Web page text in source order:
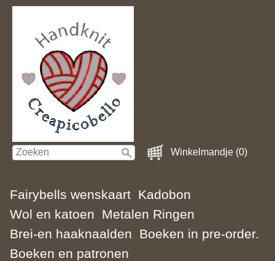
Winkelmandje (0)
Fairybells wenskaart Kadobon
Wol en katoen
Metalen Ringen
Brei-en haaknaalden
Boeken in pre-order.
Boeken en patronen